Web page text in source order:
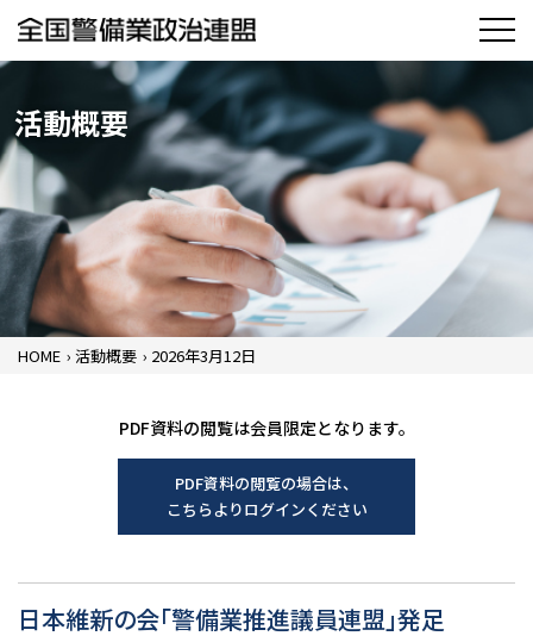
活動概要
HOME › 活動概要 › 2026年3月12日
PDF資料の閲覧は会員限定となります。
PDF資料の閲覧の場合は、
こちらよりログインください
日本維新の会「警備業推進議員連盟」発足